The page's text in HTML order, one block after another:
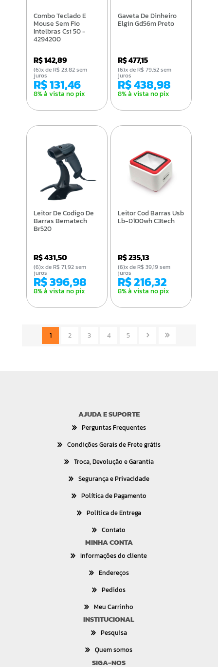
Combo Teclado E
Mouse Sem Fio
Intelbras Csi 50 -
4294200
R$ 142,89
R$ 131,46
8% à vista no pix
(6)x de R$ 23,82 sem
juros
Gaveta De Dinheiro
Elgin Gd56m Preto
R$ 477,15
R$ 438,98
8% à vista no pix
(6)x de R$ 79,52 sem
juros
Leitor De Codigo De
Barras Bematech
Br520
R$ 431,50
R$ 396,98
8% à vista no pix
(6)x de R$ 71,92 sem
juros
Leitor Cod Barras Usb
Lb-D100wh C3tech
R$ 235,13
R$ 216,32
8% à vista no pix
(6)x de R$ 39,19 sem
juros
1 2 3 4 5
AJUDA E SUPORTE
Perguntas Frequentes
Condições Gerais de Frete grátis
Troca, Devolução e Garantia
Segurança e Privacidade
Política de Pagamento
Política de Entrega
Contato
MINHA CONTA
Informações do cliente
Endereços
Pedidos
Meu Carrinho
INSTITUCIONAL
Pesquisa
Quem somos
SIGA-NOS